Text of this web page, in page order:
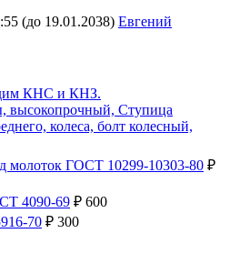
(до 19.01.2038) Евгений
КНС и КНЗ.
высокопрочный, Ступица
колеса, болт колесный,
молоток ГОСТ 10299-10303-80 ₽
4090-69 ₽ 600
70 ₽ 300